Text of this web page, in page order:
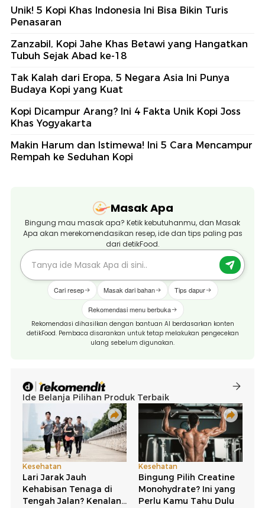
Unik! 5 Kopi Khas Indonesia Ini Bisa Bikin Turis
Penasaran
Zanzabil, Kopi Jahe Khas Betawi yang Hangatkan
Tubuh Sejak Abad ke-18
Tak Kalah dari Eropa, 5 Negara Asia Ini Punya
Budaya Kopi yang Kuat
Kopi Dicampur Arang? Ini 4 Fakta Unik Kopi Joss
Khas Yogyakarta
Makin Harum dan Istimewa! Ini 5 Cara Mencampur
Rempah ke Seduhan Kopi
Masak Apa
Bingung mau masak apa? Ketik kebutuhanmu, dan Masak
Apa akan merekomendasikan resep, ide dan tips paling pas
dari detikFood.
Cari resep Masak dari bahan Tips dapur
Rekomendasi menu berbuka
Rekomendasi dihasilkan dengan bantuan AI berdasarkan konten
detikFood. Pembaca disarankan untuk tetap melakukan pengecekan
ulang sebelum digunakan.